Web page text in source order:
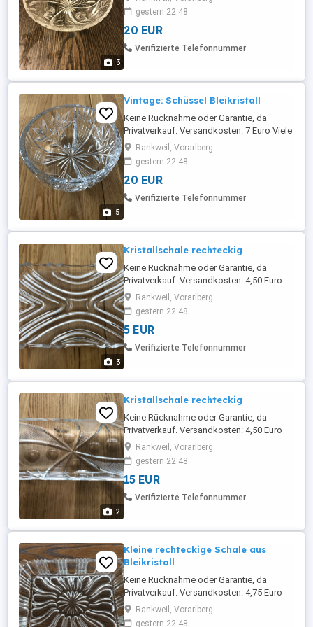
3
Artikel (Kleidung, Spiele, Bücher) finden
sie noch auf meiner Seite!
gestern 22:48
20 EUR
Verifizierte Telefonnummer
5
Vintage: Schüssel Bleikristall
Keine Rücknahme oder Garantie, da
Privatverkauf. Versandkosten: 7 Euro Viele
günstige Artikel (Kleidung, Spiele, Bücher)
finden sie noch auf meiner Seite!
Rankweil, Vorarlberg
gestern 22:48
20 EUR
Verifizierte Telefonnummer
3
Kristallschale rechteckig
Keine Rücknahme oder Garantie, da
Privatverkauf. Versandkosten: 4,50 Euro
Viele günstige Artikel (Kleidung, Spiele,
Bücher) finden sie noch auf meiner Seite!
Rankweil, Vorarlberg
gestern 22:48
5 EUR
Verifizierte Telefonnummer
2
Kristallschale rechteckig
Keine Rücknahme oder Garantie, da
Privatverkauf. Versandkosten: 4,50 Euro
Viele günstige Artikel (Kleidung, Spiele,
Bücher) finden sie noch auf meiner Seite!
Rankweil, Vorarlberg
gestern 22:48
15 EUR
Verifizierte Telefonnummer
Kleine rechteckige Schale aus
Bleikristall
Keine Rücknahme oder Garantie, da
Privatverkauf. Versandkosten: 4,75 Euro
Viele günstige Artikel (Kleidung, Spiele,
Bücher) finden sie noch auf meiner Seite!
Rankweil, Vorarlberg
gestern 22:48